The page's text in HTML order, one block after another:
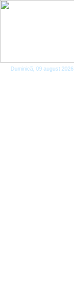
Duminică, 09 august 2026